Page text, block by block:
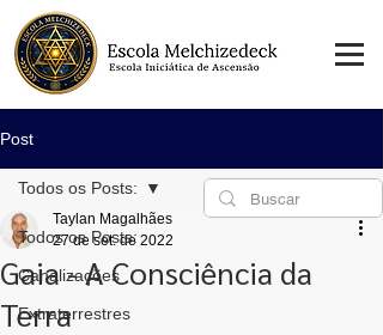
Post
Todos os Posts:
Canalizações
Extraterrestres
Todos os Posts:
Gaia - A Consciência da
Terra
Taylan Magalhães
27 de set. de 2022